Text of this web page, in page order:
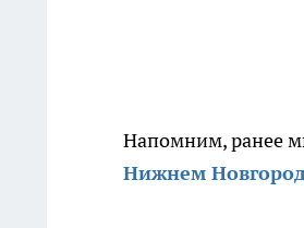
Напомним, ранее
Нижнем